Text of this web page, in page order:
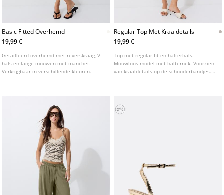
Basic Fitted Overhemd
19,99 €
Getailleerd overhemd met reverskraag, V-
hals en lange mouwen met manchet.
Verkrijgbaar in verschillende kleuren.
Regular Top Met Kraaldetails
19,99 €
Top met regular fit en halterhals.
Mouwloos model met halternek. Voorzien
van kraaldetails op de schouderbandjes.